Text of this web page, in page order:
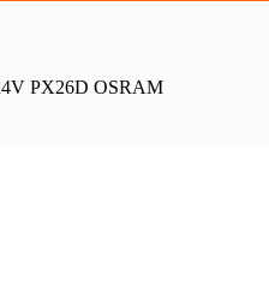
PX26D OSRAM